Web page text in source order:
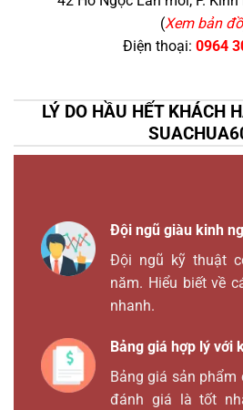
(Xem bản đồ
Điện thoại: 0964
LÝ DO HẦU HẾT KHÁCH
Đội ngũ giàu kinh
Đội ngũ kỹ thuật
năm. Hiểu biết về
nhanh.
Bảng giá hợp lý với
Bảng giá sản
đánh giá là tốt